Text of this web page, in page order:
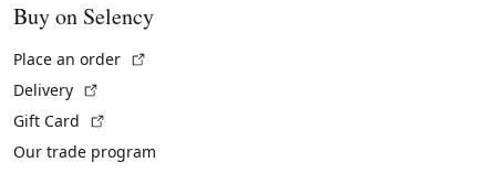
Buy on Selency
Place an order
Delivery
Gift Card
Our trade program